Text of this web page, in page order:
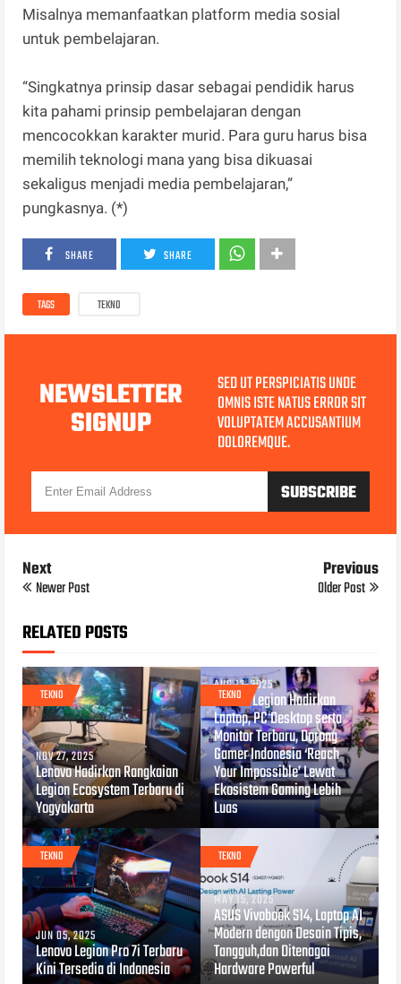
Misalnya memanfaatkan platform media sosial
untuk pembelajaran.
“Singkatnya prinsip dasar sebagai pendidik harus
kita pahami prinsip pembelajaran dengan
mencocokkan karakter murid. Para guru harus bisa
memilih teknologi mana yang bisa dikuasai
sekaligus menjadi media pembelajaran,”
pungkasnya. (*)
SHARE SHARE
TAGS TEKNO
NEWSLETTER
SIGNUP
SED UT PERSPICIATIS UNDE
OMNIS ISTE NATUS ERROR SIT
VOLUPTATEM ACCUSANTIUM
DOLOREMQUE.
Next
Newer Post
Previous
Older Post
RELATED POSTS
TEKNO
NOV 27, 2025
Lenovo Hadirkan Rangkaian
Legion Ecosystem Terbaru di
Yogyakarta
TEKNO
AUG 12, 2025
Lenovo Legion Hadirkan
Laptop, PC Desktop serta
Monitor Terbaru, Dorong
Gamer Indonesia ‘Reach
Your Impossible’ Lewat
Ekosistem Gaming Lebih
Luas
TEKNO
JUN 05, 2025
Lenovo Legion Pro 7i Terbaru
Kini Tersedia di Indonesia
TEKNO
MAY 15, 2025
ASUS Vivobook S14, Laptop AI
Modern dengan Desain Tipis,
Tangguh,dan Ditenagai
Hardware Powerful